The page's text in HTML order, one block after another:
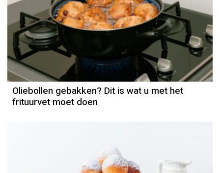
Oliebollen gebakken? Dit is wat u met het
frituurvet moet doen